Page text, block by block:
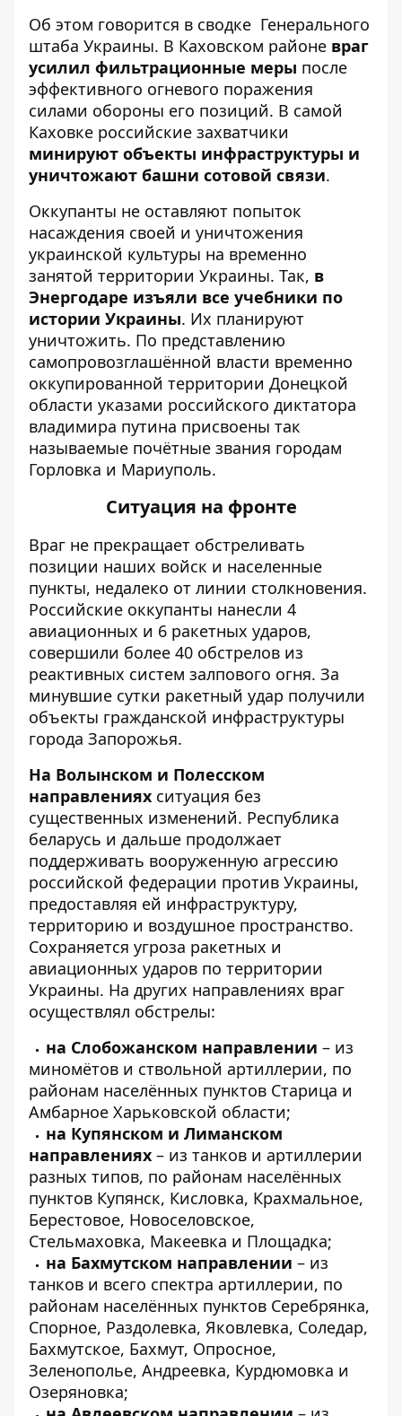
Об этом говорится в сводке Генерального
штаба Украины. В Каховском районе враг
усилил фильтрационные меры после
эффективного огневого поражения
силами обороны его позиций. В самой
Каховке российские захватчики
минируют объекты инфраструктуры и
уничтожают башни сотовой связи.
Оккупанты не оставляют попыток
насаждения своей и уничтожения
украинской культуры на временно
занятой территории Украины. Так, в
Энергодаре изъяли все учебники по
истории Украины. Их планируют
уничтожить. По представлению
самопровозглашённой власти временно
оккупированной территории Донецкой
области указами российского диктатора
владимира путина присвоены так
называемые почётные звания городам
Горловка и Мариуполь.
Ситуация на фронте
Враг не прекращает обстреливать
позиции наших войск и населенные
пункты, недалеко от линии столкновения.
Российские оккупанты нанесли 4
авиационных и 6 ракетных ударов,
совершили более 40 обстрелов из
реактивных систем залпового огня. За
минувшие сутки ракетный удар получили
объекты гражданской инфраструктуры
города Запорожья.
На Волынском и Полесском
направлениях ситуация без
существенных изменений. Республика
беларусь и дальше продолжает
поддерживать вооруженную агрессию
российской федерации против Украины,
предоставляя ей инфраструктуру,
территорию и воздушное пространство.
Сохраняется угроза ракетных и
авиационных ударов по территории
Украины. На других направлениях враг
осуществлял обстрелы:
на Слобожанском направлении – из
миномётов и ствольной артиллерии, по
районам населённых пунктов Старица и
Амбарное Харьковской области;
на Купянском и Лиманском
направлениях – из танков и артиллерии
разных типов, по районам населённых
пунктов Купянск, Кисловка, Крахмальное,
Берестовое, Новоселовское,
Стельмаховка, Макеевка и Площадка;
на Бахмутском направлении – из
танков и всего спектра артиллерии, по
районам населённых пунктов Серебрянка,
Спорное, Раздолевка, Яковлевка, Соледар,
Бахмутское, Бахмут, Опросное,
Зеленополье, Андреевка, Курдюмовка и
Озеряновка;